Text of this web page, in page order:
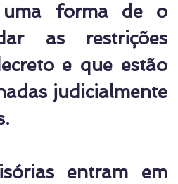
uma forma de o
as restrições
e que estão
judicialmente
entram em